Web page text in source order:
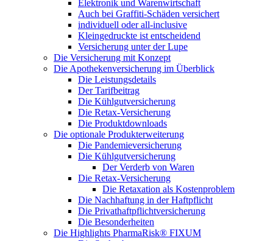
Elektronik und Warenwirtschaft
Auch bei Graffiti-Schäden versichert
individuell oder all-inclusive
Kleingedruckte ist entscheidend
Versicherung unter der Lupe
Die Versicherung mit Konzept
Die Apothekenversicherung im Überblick
Die Leistungsdetails
Der Tarifbeitrag
Die Kühlgutversicherung
Die Retax-Versicherung
Die Produktdownloads
Die optionale Produkterweiterung
Die Pandemieversicherung
Die Kühlgutversicherung
Der Verderb von Waren
Die Retax-Versicherung
Die Retaxation als Kostenproblem
Die Nachhaftung in der Haftpflicht
Die Privathaftpflichtversicherung
Die Besonderheiten
Die Highlights PharmaRisk® FIXUM